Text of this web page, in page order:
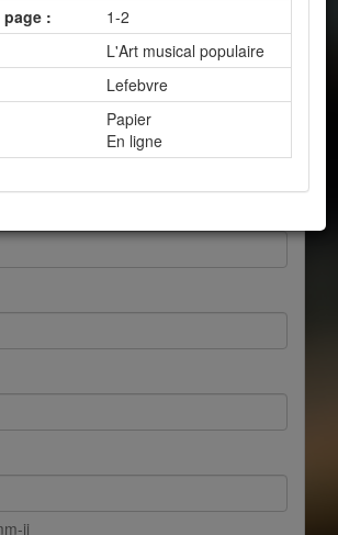
notices trouvées
jj
page :
1-2
L'Art musical populaire
Lefebvre
Papier
En ligne